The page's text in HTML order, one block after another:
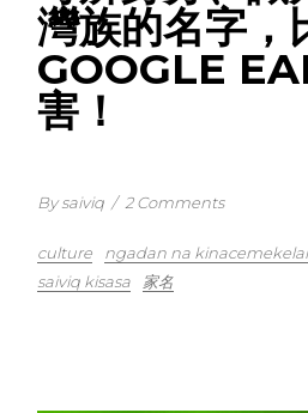
灣族的名字，
GOOGLE
害！
By saiviq / 2 Comments
culture ngadan na
saiviq kisasa
家名